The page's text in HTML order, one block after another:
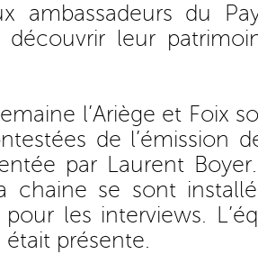
ambassadeurs du
découvrir leur
l’Ariège et Foix
de l’émission
par Laurent
chaine se sont
les interviews.
était présente.